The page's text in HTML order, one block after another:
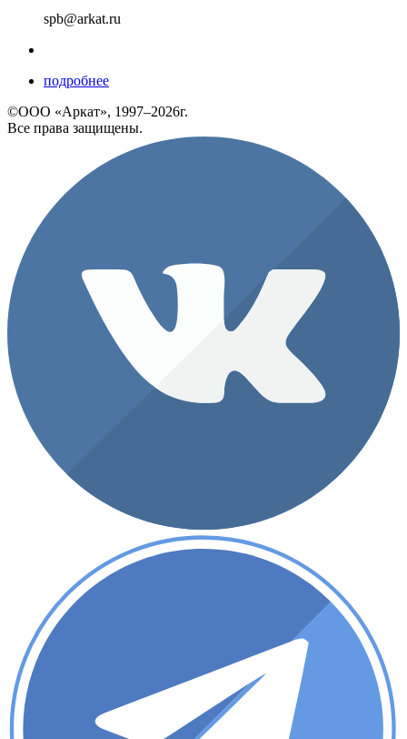
spb@arkat.ru
подробнее
©ООО «Аркат», 1997–2026г.
Все права защищены.